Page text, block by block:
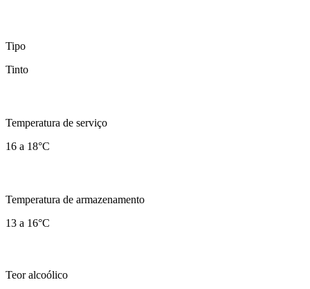
Tipo
Tinto
Temperatura de serviço
16 a 18°C
Temperatura de armazenamento
13 a 16°C
Teor alcoólico